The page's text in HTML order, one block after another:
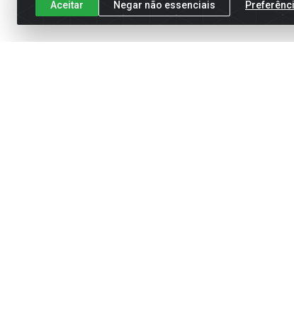
Aceitar Negar não essenciais